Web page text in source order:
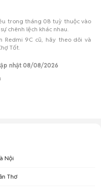
trong tháng 08 tuỳ thuộc vào
chênh lệch khác nhau.
Redmi 9C cũ, hãy theo dõi và
Tốt.
nhật 08/08/2026
Tốt, chỉ mang tính chất tham
cả.
Nội
Thơ